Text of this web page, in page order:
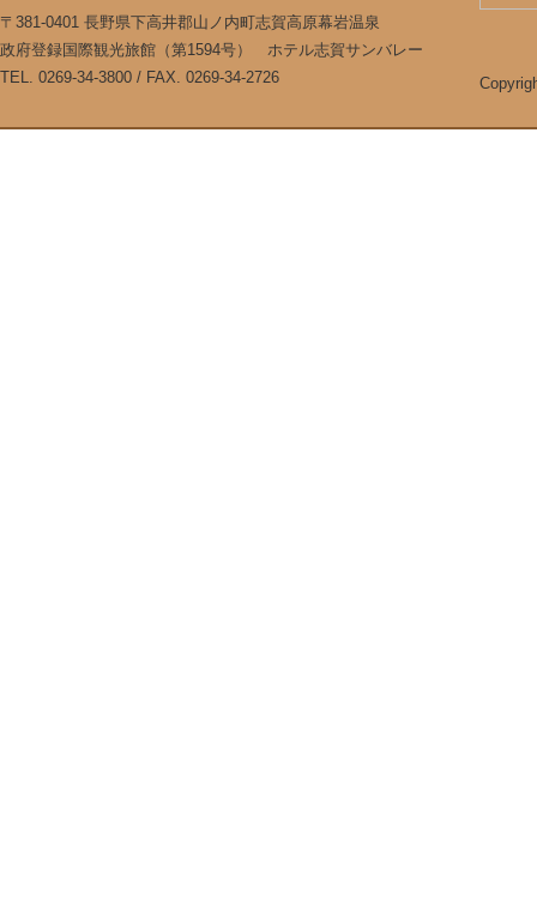
〒381-0401 長野県下高井郡山ノ内町志賀高原幕岩温泉
政府登録国際観光旅館（第1594号） ホテル志賀サンバレー
TEL. 0269-34-3800 / FAX. 0269-34-2726